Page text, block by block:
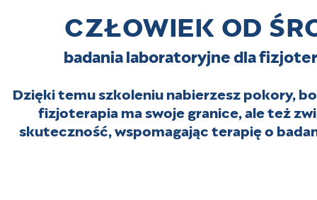
CZŁOWIEK OD
badania laboratoryjne dla
Dzięki temu szkoleniu nabierzesz pokory,
fizjoterapia ma swoje granice, ale też
skuteczność, wspomagając terapię o